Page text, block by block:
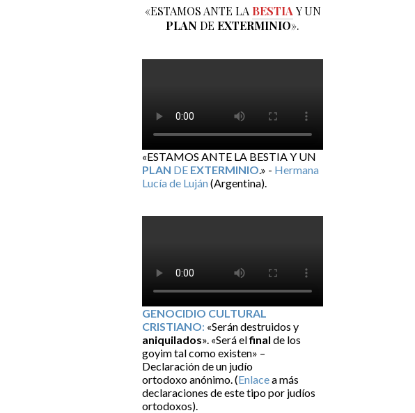
«ESTAMOS ANTE LA BESTIA Y UN
PLAN DE EXTERMINIO».
«ESTAMOS ANTE LA BESTIA Y UN
PLAN DE EXTERMINIO.» - Hermana
Lucía de Luján(Argentina).
GENOCIDIO CULTURAL
CRISTIANO: «Serán destruidos y
aniquilados». «Será elfinal de los
goyim tal como existen» –
Declaración de un judío
ortodoxo anónimo. (Enlacea más
declaraciones de este tipo por judíos
ortodoxos).